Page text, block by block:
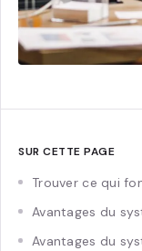
SUR CETTE PAGE
Trouver ce qui
Avantages du
Avantages du